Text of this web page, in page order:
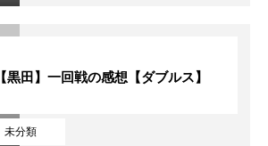
未分類
【黒田】一回戦の感想【ダブルス】